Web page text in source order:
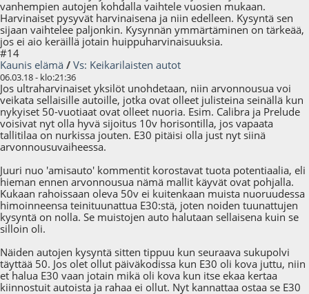
vanhempien autojen kohdalla vaihtele vuosien mukaan.
Harvinaiset pysyvät harvinaisena ja niin edelleen. Kysyntä sen
sijaan vaihtelee paljonkin. Kysynnän ymmärtäminen on tärkeää,
jos ei aio keräillä jotain huippuharvinaisuuksia.
#14
Kaunis elämä / Vs: Keikarilaisten autot
06.03.18 - klo:21:36
Jos ultraharvinaiset yksilöt unohdetaan, niin arvonnousua voi
veikata sellaisille autoille, jotka ovat olleet julisteina seinällä kun
nykyiset 50-vuotiaat ovat olleet nuoria. Esim. Calibra ja Prelude
voisivat nyt olla hyvä sijoitus 10v horisontilla, jos vapaata
tallitilaa on nurkissa jouten. E30 pitäisi olla just nyt siinä
arvonnousuvaiheessa.
Juuri nuo 'amisauto' kommentit korostavat tuota potentiaalia, eli
hieman ennen arvonnousua nämä mallit käyvät ovat pohjalla.
Kukaan rahoissaan oleva 50v ei kuitenkaan muista nuoruudessa
himoinneensa teinituunattua E30:stä, joten noiden tuunattujen
kysyntä on nolla. Se muistojen auto halutaan sellaisena kuin se
silloin oli.
Näiden autojen kysyntä sitten tippuu kun seuraava sukupolvi
täyttää 50. Jos olet ollut päiväkodissa kun E30 oli kova juttu, niin
et halua E30 vaan jotain mikä oli kova kun itse ekaa kertaa
kiinnostuit autoista ja rahaa ei ollut. Nyt kannattaa ostaa se E30